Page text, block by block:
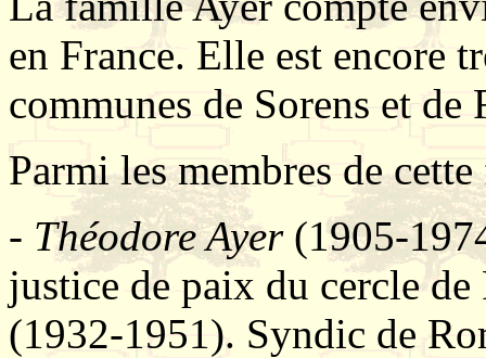
en France. Elle est encore
communes de Sorens et de
Parmi les membres de
- Théodore Ayer(1905-
justice de paix du cercle
(1932-1951). Syndic de